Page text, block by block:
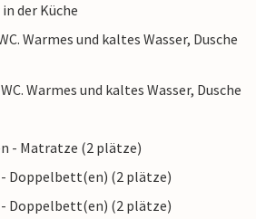
der Küche
Warmes und kaltes Wasser, Dusche
Warmes und kaltes Wasser, Dusche
- Matratze (2 plätze)
Doppelbett(en) (2 plätze)
Doppelbett(en) (2 plätze)